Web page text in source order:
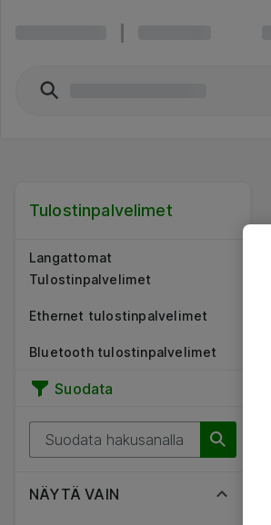
Tulostinpalvelimet
Langattomat
Tulostinpalvelimet
Ethernet tulostinpalvelimet
Bluetooth tulostinpalvelimet
Suodata
NÄYTÄ VAIN